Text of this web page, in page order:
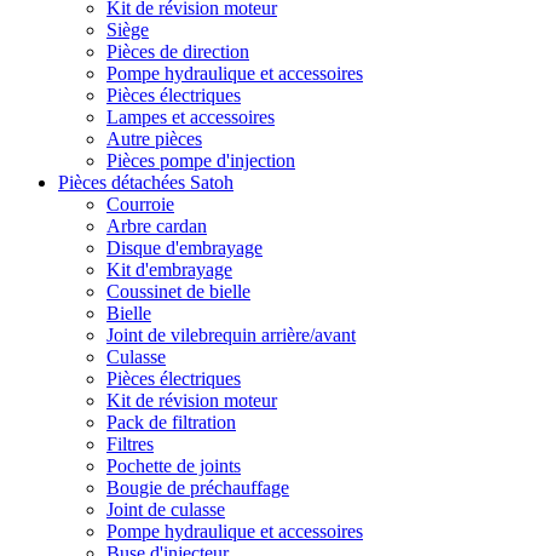
Kit de révision moteur
Siège
Pièces de direction
Pompe hydraulique et accessoires
Pièces électriques
Lampes et accessoires
Autre pièces
Pièces pompe d'injection
Pièces détachées Satoh
Courroie
Arbre cardan
Disque d'embrayage
Kit d'embrayage
Coussinet de bielle
Bielle
Joint de vilebrequin arrière/avant
Culasse
Pièces électriques
Kit de révision moteur
Pack de filtration
Filtres
Pochette de joints
Bougie de préchauffage
Joint de culasse
Pompe hydraulique et accessoires